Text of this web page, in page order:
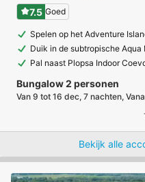
7.5 Goed
Spelen op het Adventure
Duik in de subtropische Aqua
Pal naast Plopsa Indoor
Bungalow 2 personen
Van 9 tot 16 dec, 7 nachten,
Bekijk alle